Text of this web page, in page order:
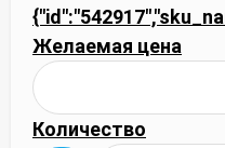
Желаемая цена
Количество